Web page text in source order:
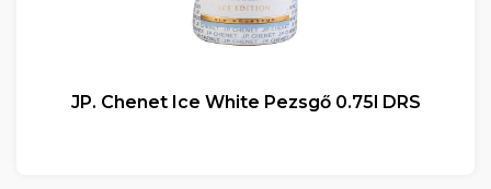
JP. Chenet Ice White Pezsgő 0.75l DRS